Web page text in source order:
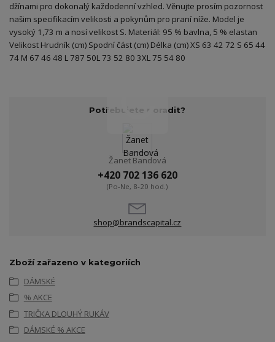
džínami pro dokonalý každodenní vzhled. Věnujte prosím pozornost
našim specifikacím velikosti a pokynům pro praní níže. Model je
vysoký 1,73 m a nosí velikost S. Materiál: 95 % bavlna, 5 % elastan
Velikost Hrudník (cm) Spodní část (cm) Délka (cm) XS 63 42 72 S 65 44
74 M 67 46 48 L 787 50L 73 52 80 3XL 75 54 80
Potřebujete poradit?
Žanet Bandová
+420 702 136 620
(Po-Ne, 8-20 hod.)
shop@brandscapital.cz
Zboží zařazeno v kategoriích
DÁMSKÉ
% AKCE
TRIČKA DLOUHÝ RUKÁV
DÁMSKÉ % AKCE